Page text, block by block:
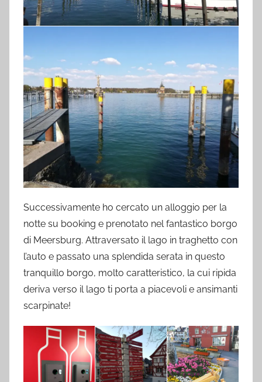
Successivamente ho cercato un alloggio per la
notte su booking e prenotato nel fantastico borgo
di Meersburg. Attraversato il lago in traghetto con
l’auto e passato una splendida serata in questo
tranquillo borgo, molto caratteristico, la cui ripida
deriva verso il lago ti porta a piacevoli e ansimanti
scarpinate!